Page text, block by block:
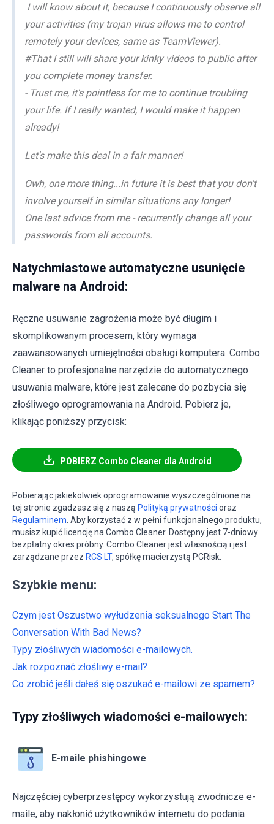
I will know about it, because I continuously observe all
your activities (my trojan virus allows me to control
remotely your devices, same as TeamViewer).
#That I still will share your kinky videos to public after
you complete money transfer.
- Trust me, it's pointless for me to continue troubling
your life. If I really wanted, I would make it happen
already!
Let's make this deal in a fair manner!
Owh, one more thing...in future it is best that you don't
involve yourself in similar situations any longer!
One last advice from me - recurrently change all your
passwords from all accounts.
Natychmiastowe automatyczne usunięcie
malware na Android:
Ręczne usuwanie zagrożenia może być długim i
skomplikowanym procesem, który wymaga
zaawansowanych umiejętności obsługi komputera. Combo
Cleaner to profesjonalne narzędzie do automatycznego
usuwania malware, które jest zalecane do pozbycia się
złośliwego oprogramowania na Android. Pobierz je,
klikając poniższy przycisk:
POBIERZ Combo Cleaner dla Android
Pobierając jakiekolwiek oprogramowanie wyszczególnione na
tej stronie zgadzasz się z naszą Polityką prywatności oraz
Regulaminem . Aby korzystać z w pełni funkcjonalnego produktu,
musisz kupić licencję na Combo Cleaner. Dostępny jest 7-dniowy
bezpłatny okres próbny. Combo Cleaner jest własnością i jest
zarządzane przez RCS LT, spółkę macierzystą PCRisk.
Szybkie menu:
Czym jest Oszustwo wyłudzenia seksualnego Start The
Conversation With Bad News?
Typy złośliwych wiadomości e-mailowych.
Jak rozpoznać złośliwy e-mail?
Co zrobić jeśli dałeś się oszukać e-mailowi ze spamem?
Typy złośliwych wiadomości e-mailowych:
E-maile phishingowe
Najczęściej cyberprzestępcy wykorzystują zwodnicze e-
maile, aby nakłonić użytkowników internetu do podania